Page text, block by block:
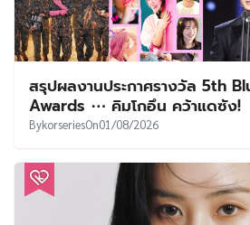
สรุปผลงานประกาศรางวัล 5th
Awards ⋯ คิมโกอึน คว้าแดซัง!
BykorseriesOn01/08/2026